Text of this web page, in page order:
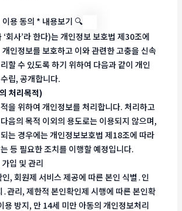
용 동의 * 내용보기 🔍
회사’라 한다)는 개인정보 보호법 제30조에
인정보를 보호하고 이와 관련한 고충을 신속
할 수 있도록 하기 위하여 다음과 같이 개인
립, 공개합니다.
처리목적)
을 위하여 개인정보를 처리합니다. 처리하고
음의 목적 이외의 용도로는 이용되지 않으며,
는 경우에는 개인정보보호법 제18조에 따라
등 필요한 조치를 이행할 예정입니다.
입 및 관리
, 회원제 서비스 제공에 따른 본인 식별․인
관리, 제한적 본인확인제 시행에 따른 본인확
용 방지, 만 14세 미만 아동의 개인정보처리